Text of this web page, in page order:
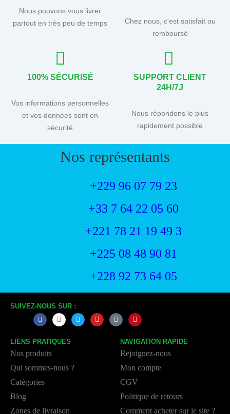
Nous pouvons vous livrer
partout en très peu de temps
Chez nous, c'est satisfait ou
remboursé
100% SÉCURISÉ
Vos informations personnelles
et vos données sont en
sécurité
SUPPORT CLIENT
24H/7J
Nous répondons le plus
rapidement possible
Nos représentants
+229 96 07 79 23
+33 7 64 22 05 60
+221 78 21 19 49 3
+225 08 48 90 81
+228 92 73 64 05
SUIVEZ-NOUS SUR :
LIENS PRATIQUES
Nos produits
Qui sommes-nous ?
Catégories
Blog
Zones de livraison
NAVIGATION RAPIDE
Rejoignez-nous
Mon compte
CGV
Politique de retours
Comment acheter sur le site ?